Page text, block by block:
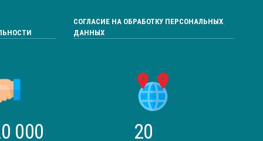
СОГЛАСИЕ НА ОБРАБОТКУ ПЕРСОНАЛЬНЫХ
ДАННЫХ
000 20